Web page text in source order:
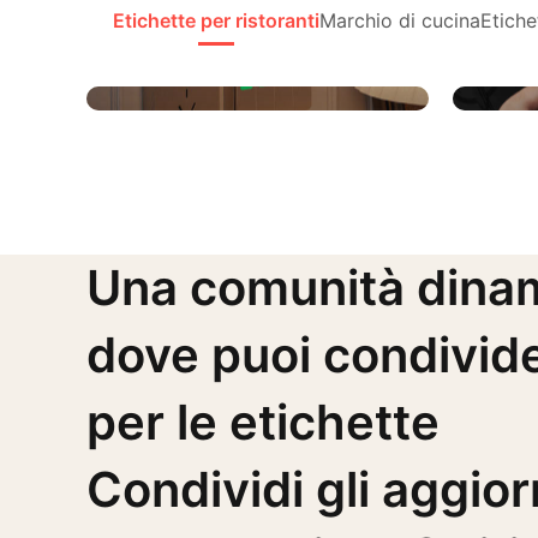
Etichette per ristorantiMarchio di cucina
Una comunità
dove puoi
per le etichette
Condividi gli